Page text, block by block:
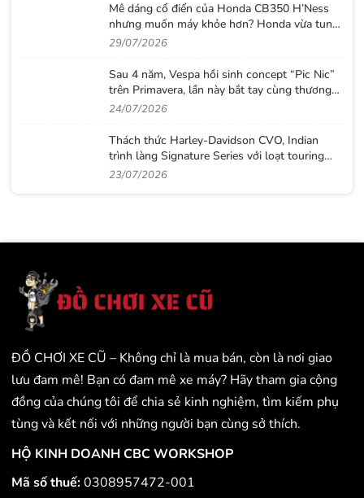
Mê dáng cổ điển của Honda CB350 H’Ness
nhưng muốn máy khỏe hơn? Honda vừa tung
ra lời giải với CB500 mới
29/07/2026
Sau 4 năm, Vespa hồi sinh concept “Pic Nic”
trên Primavera, lần này bắt tay cùng thương
hiệu thời trang Gigi
24/07/2026
Thách thức Harley-Davidson CVO, Indian
trình làng Signature Series với loạt touring
sơn thủ công cực độc
23/07/2026
ĐỒ CHƠI XE CŨ – Không chỉ là mua bán, còn là nơi giao
lưu đam mê! Bạn có đam mê xe máy? Hãy tham gia cộng
đồng của chúng tôi để chia sẻ kinh nghiệm, tìm kiếm phụ
tùng và kết nối với những người bạn cùng sở thích.
HỘ KINH DOANH CBC WORKSHOP
Mã số thuế:0308957472-001